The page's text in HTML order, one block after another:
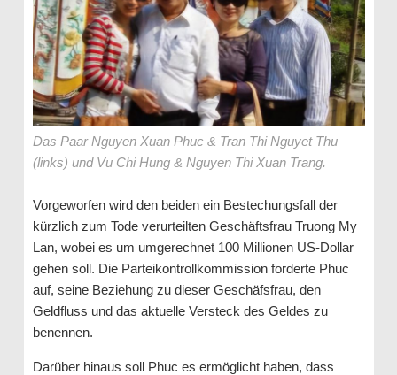
Das Paar Nguyen Xuan Phuc & Tran Thi Nguyet Thu
(links) und Vu Chi Hung & Nguyen Thi Xuan Trang.
Vorgeworfen wird den beiden ein Bestechungsfall der
kürzlich zum Tode verurteilten Geschäftsfrau Truong My
Lan, wobei es um umgerechnet 100 Millionen US-Dollar
gehen soll. Die Parteikontrollkommission forderte Phuc
auf, seine Beziehung zu dieser Geschäfsfrau, den
Geldfluss und das aktuelle Versteck des Geldes zu
benennen.
Darüber hinaus soll Phuc es ermöglicht haben, dass